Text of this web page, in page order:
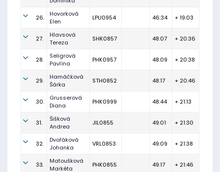
26.
Hovorková
Elen
LPU0954 46:34 + 19:03
27.
Hlavsová
Tereza
SHK0857 48:07 + 20:36
28.
Seligrová
Pavlína
PHK0957 48:09 + 20:38
29.
Hamáčková
Šárka
STH0852 48:17 + 20:46
30.
Grusserová
Diana
PHK0999 48:44 + 21:13
31.
Šišková
Andrea
JIL0855 49:01 + 21:30
32.
Dvořáková
Johanka
VRL0853 49:09 + 21:38
33.
Matoušková
Markéta
PHK0855 49:17 + 21:46